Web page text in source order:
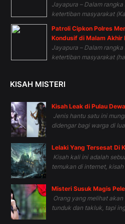
Jayapura – Dalam
ketertiban masyarakat
Patroli Cipkon Polres
Kondusif di Malam Akhir
Jayapura – Dalam
ketertiban masyarakat
KISAH MISTERI
Kisah Leak di Pulau
Jenis hantu satu ini
didengar bagi warga di
Lelaki Yang Tersesat Di
Kisah kali ini adalah
temukan di internet,
Misteri Susuk Magis
Orang yang melihat
tunduk dan takluk, tapi